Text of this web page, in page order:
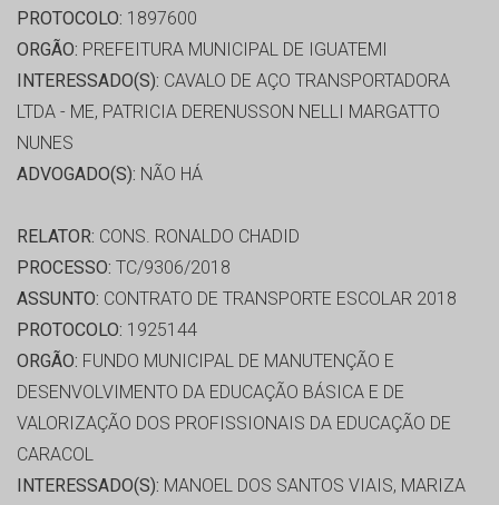
PROTOCOLO: 1897600
ORGÃO: PREFEITURA MUNICIPAL DE IGUATEMI
INTERESSADO(S): CAVALO DE AÇO TRANSPORTADORA
LTDA - ME, PATRICIA DERENUSSON NELLI MARGATTO
NUNES
ADVOGADO(S): NÃO HÁ
RELATOR: CONS. RONALDO CHADID
PROCESSO: TC/9306/2018
ASSUNTO: CONTRATO DE TRANSPORTE ESCOLAR 2018
PROTOCOLO: 1925144
ORGÃO: FUNDO MUNICIPAL DE MANUTENÇÃO E
DESENVOLVIMENTO DA EDUCAÇÃO BÁSICA E DE
VALORIZAÇÃO DOS PROFISSIONAIS DA EDUCAÇÃO DE
CARACOL
INTERESSADO(S): MANOEL DOS SANTOS VIAIS, MARIZA